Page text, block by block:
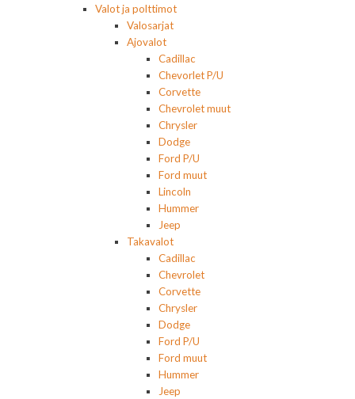
Valot ja polttimot
Valosarjat
Ajovalot
Cadillac
Chevorlet P/U
Corvette
Chevrolet muut
Chrysler
Dodge
Ford P/U
Ford muut
Lincoln
Hummer
Jeep
Takavalot
Cadillac
Chevrolet
Corvette
Chrysler
Dodge
Ford P/U
Ford muut
Hummer
Jeep